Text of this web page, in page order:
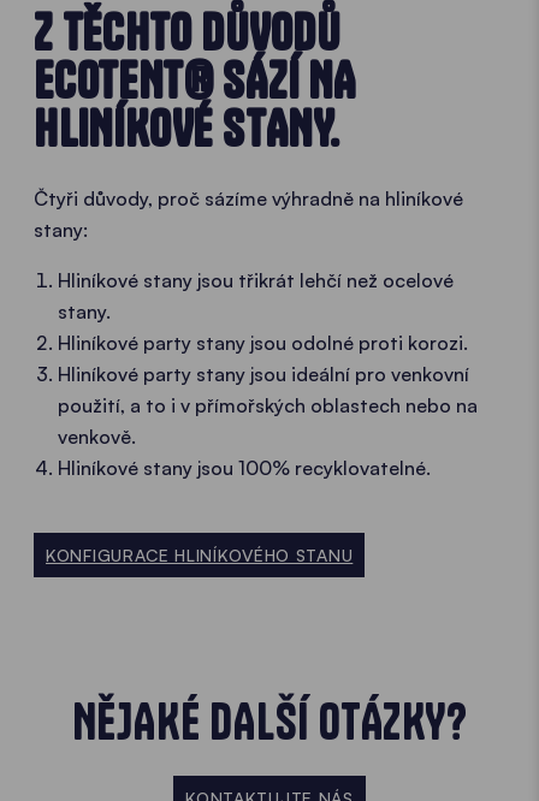
Z TĚCHTO DŮVODŮ
ECOTENT® SÁZÍ NA
HLINÍKOVÉ STANY.
Čtyři důvody, proč sázíme výhradně na hliníkové
stany:
Hliníkové stany jsou třikrát lehčí než ocelové
stany.
Hliníkové party stany jsou odolné proti korozi.
Hliníkové party stany jsou ideální pro venkovní
použití, a to i v přímořských oblastech nebo na
venkově.
Hliníkové stany jsou 100% recyklovatelné.
KONFIGURACE HLINÍKOVÉHO STANU
NĚJAKÉ DALŠÍ OTÁZKY?